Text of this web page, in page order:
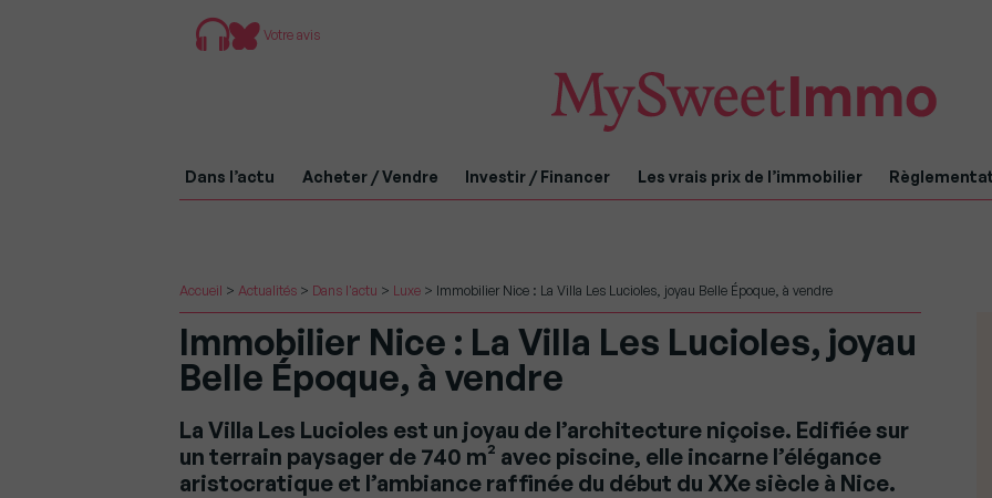
Votre avis
Dans l’actu Acheter / Vendre Investir / Financer Les vrais prix de l’immobilier
Accueil > Actualités > Dans l'actu > Luxe > Immobilier Nice : La Villa Les Lucioles, joyau Belle Époque, à vendre
Immobilier Nice : La Villa Les Lucioles, joyau
Belle Époque, à vendre
La Villa Les Lucioles est un joyau de l’architecture niçoise. Edifiée sur
un terrain paysager de 740 m² avec piscine, elle incarne l’élégance
aristocratique et l’ambiance raffinée du début du XXe siècle à Nice.